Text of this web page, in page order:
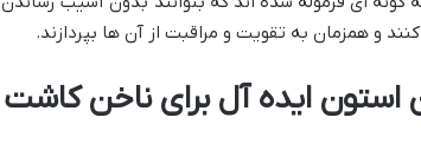
و همزمان به تقویت و مراقبت از آن ها بپردازند.
ایده آل برای ناخن کاشت